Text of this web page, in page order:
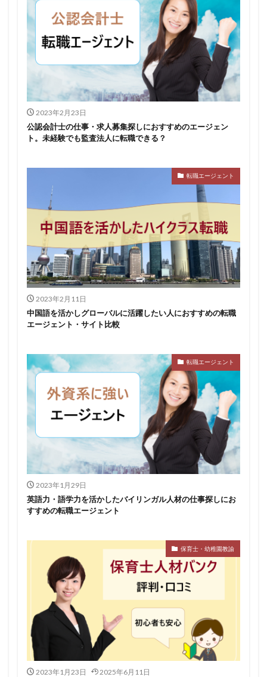
2023年2月23日
公認会計士の仕事・求人募集探しにおすすめのエージェン
ト。未経験でも監査法人に転職できる？
転職エージェント
2023年2月11日
中国語を活かしグローバルに活躍したい人におすすめの転職
エージェント・サイト比較
転職エージェント
2023年1月29日
英語力・語学力を活かしたバイリンガル人材の仕事探しにお
すすめの転職エージェント
保育士・幼稚園教諭
2023年1月23日 2025年6月11日